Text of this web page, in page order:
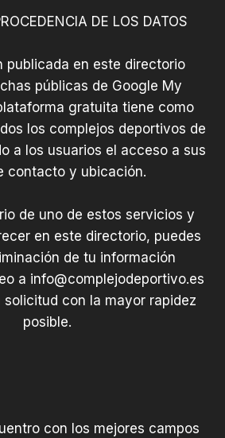
DE LOS DATOS
publicada en este directorio
públicas de Google My
gratuita tiene como
los complejos deportivos de
a los usuarios el acceso a sus
contacto y ubicación.
de uno de estos servicios y
en este directorio, puedes
de tu información
a info@complejodeportivo.es
solicitud con la mayor rapidez
posible.
con los mejores campos